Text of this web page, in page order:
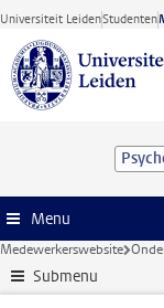
Ga direct naar de
Universiteit LeidenStudenten
Menu
Medewerkerswebsite
Submenu